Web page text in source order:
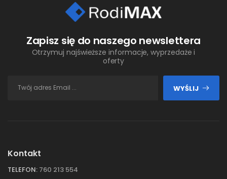
Zapisz się do naszego newslettera
Otrzymuj najświeższe informacje, wyprzedaże i
oferty
WYŚLIJ
Kontakt
TELEFON: 760 213 554